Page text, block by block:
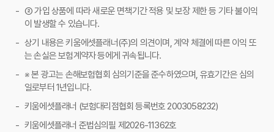
② 가입 상품에 따라 새로운 면책기간 적용 및 보장 제한 등 기타 불이익
이 발생할 수 있습니다.
상기 내용은 키움에셋플래너(주)의 의견이며, 계약 체결에 따른 이익 또
는 손실은 보험계약자 등에게 귀속됩니다.
※ 본 광고는 손해보험협회 심의기준을 준수하였으며, 유효기간은 심의
일로부터 1년입니다.
키움에셋플래너 (보험대리점협회 등록번호 2003058232)
키움에셋플래너 준법심의필 제2026-11362호